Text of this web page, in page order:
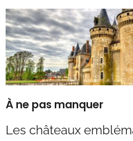
À ne pas manquer
Les châteaux